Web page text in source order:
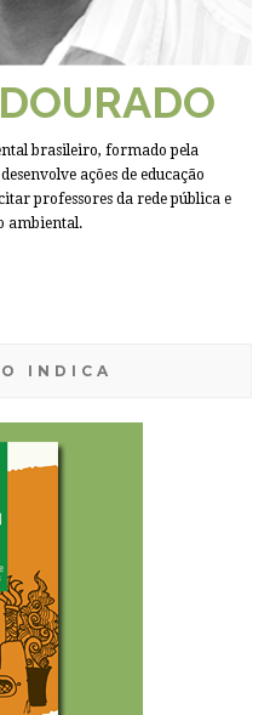
brasileiro, formado pela
ações de educação
professores da rede pública e
ambiental.
INDICA